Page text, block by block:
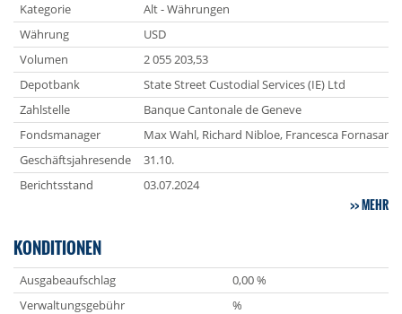
Kategorie
Alt - Währungen
Währung
USD
Volumen
2 055 203,53
Depotbank
State Street Custodial Services (IE) Ltd
Zahlstelle
Banque Cantonale de Geneve
Fondsmanager
Max Wahl, Richard Nibloe, Francesca Fornasari
Geschäftsjahresende
31.10.
Berichtsstand
03.07.2024
MEHR
KONDITIONEN
Ausgabeaufschlag
0,00 %
Verwaltungsgebühr
%